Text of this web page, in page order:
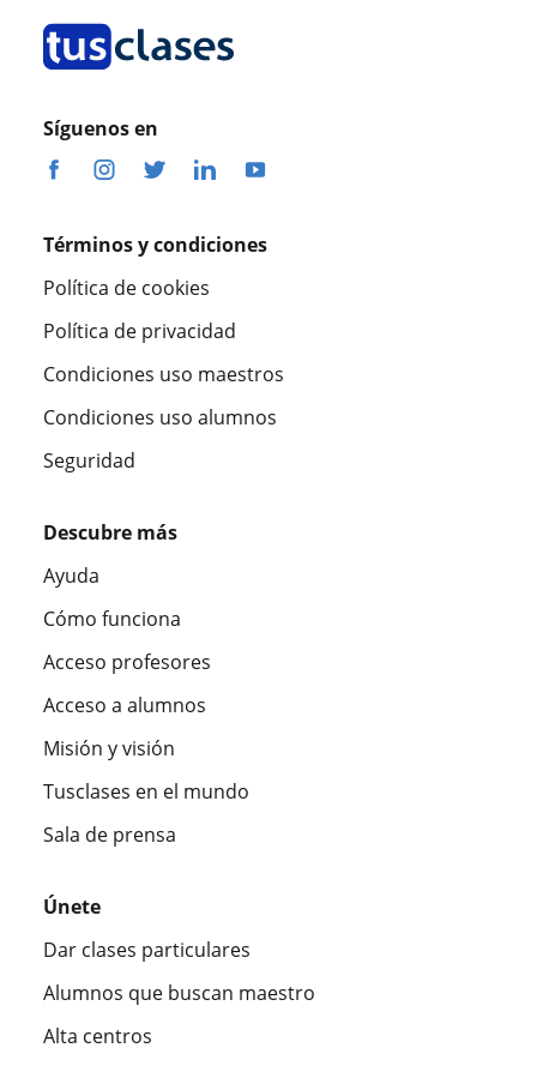
Síguenos en
Términos y condiciones
Política de cookies
Política de privacidad
Condiciones uso maestros
Condiciones uso alumnos
Seguridad
Descubre más
Ayuda
Cómo funciona
Acceso profesores
Acceso a alumnos
Misión y visión
Tusclases en el mundo
Sala de prensa
Únete
Dar clases particulares
Alumnos que buscan maestro
Alta centros